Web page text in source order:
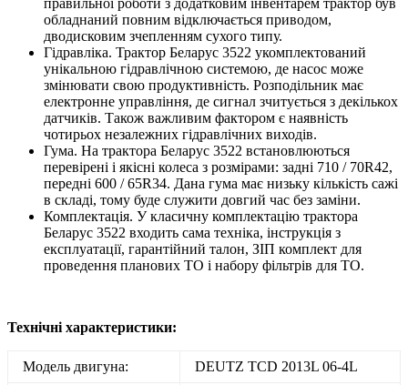
правильної роботи з додатковим інвентарем трактор був
обладнаний повним відключається приводом,
дводисковим зчепленням сухого типу.
Гідравліка. Трактор Беларус 3522 укомплектований
унікальною гідравлічною системою, де насос може
змінювати свою продуктивність. Розподільник має
електронне управління, де сигнал зчитується з декількох
датчиків. Також важливим фактором є наявність
чотирьох незалежних гідравлічних виходів.
Гума. На трактора Беларус 3522 встановлюються
перевірені і якісні колеса з розмірами: задні 710 / 70R42,
передні 600 / 65R34. Дана гума має низьку кількість сажі
в складі, тому буде служити довгий час без заміни.
Комплектація. У класичну комплектацію трактора
Беларус 3522 входить сама техніка, інструкція з
експлуатації, гарантійний талон, ЗІП комплект для
проведення планових ТО і набору фільтрів для ТО.
Технічні характеристики:
Модель двигуна: DEUTZ TCD 2013L 06-4L